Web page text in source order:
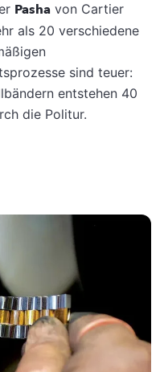
Pasha von Cartier
als 20 verschiedene
sind teuer:
entstehen 40
die Politur.